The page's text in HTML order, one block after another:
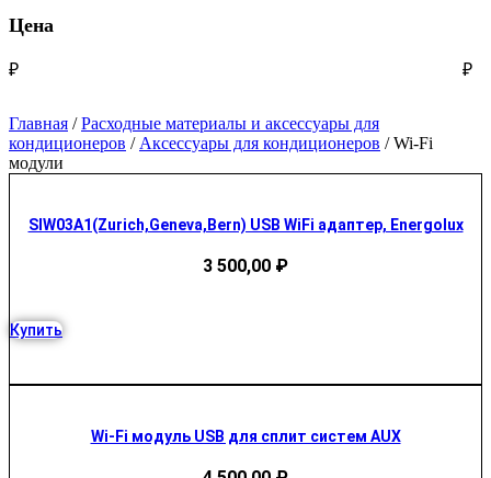
Цена
₽ ₽
Главная /Расходные материалы и аксессуары для
кондиционеров / Аксессуары для кондиционеров / Wi-Fi
модули
SIW03A1(Zurich,Geneva,Bern) USB WiFi адаптер, Energolux
3 500,00 ₽
Купить
Wi-Fi модуль USB для сплит систем AUX